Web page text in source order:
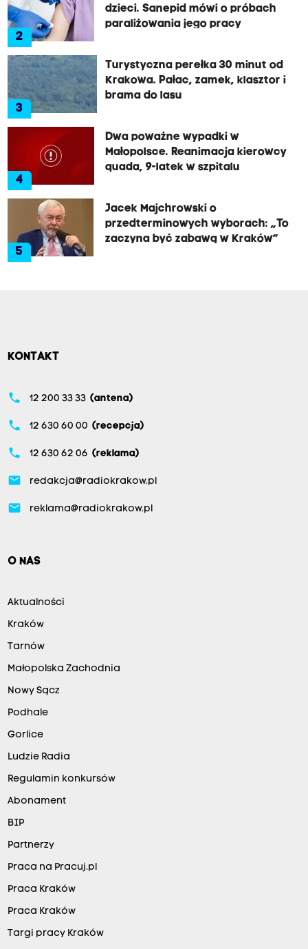
2
dzieci. Sanepid mówi o próbach
paraliżowania jego pracy
3
Turystyczna perełka 30 minut od
Krakowa. Pałac, zamek, klasztor i
brama do lasu
4
Dwa poważne wypadki w
Małopolsce. Reanimacja kierowcy
quada, 9-latek w szpitalu
5
Jacek Majchrowski o
przedterminowych wyborach: „To
zaczyna być zabawą w Kraków”
KONTAKT
phone 12 200 33 33 (antena)
phone 12 630 60 00 (recepcja)
phone 12 630 62 06 (reklama)
email redakcja@radiokrakow.pl
email reklama@radiokrakow.pl
O NAS
Aktualności
Kraków
Tarnów
Małopolska Zachodnia
Nowy Sącz
Podhale
Gorlice
Ludzie Radia
Regulamin konkursów
Abonament
BIP
Partnerzy
Praca na Pracuj.pl
Praca Kraków
Praca Kraków
Targi pracy Kraków